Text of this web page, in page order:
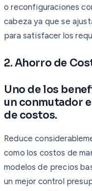
o reconfiguraciones
cabeza ya que se
para satisfacer los
2. Ahorro de
Uno de los
un conmutador
de costos.
Reduce
como los costos de
modelos de precios
un mejor control